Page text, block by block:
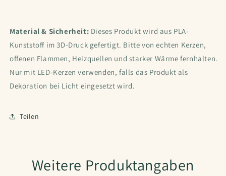
Material & Sicherheit: Dieses Produkt wird aus PLA-
Kunststoff im 3D-Druck gefertigt. Bitte von echten Kerzen,
offenen Flammen, Heizquellen und starker Wärme fernhalten.
Nur mit LED-Kerzen verwenden, falls das Produkt als
Dekoration bei Licht eingesetzt wird.
Teilen
Weitere Produktangaben